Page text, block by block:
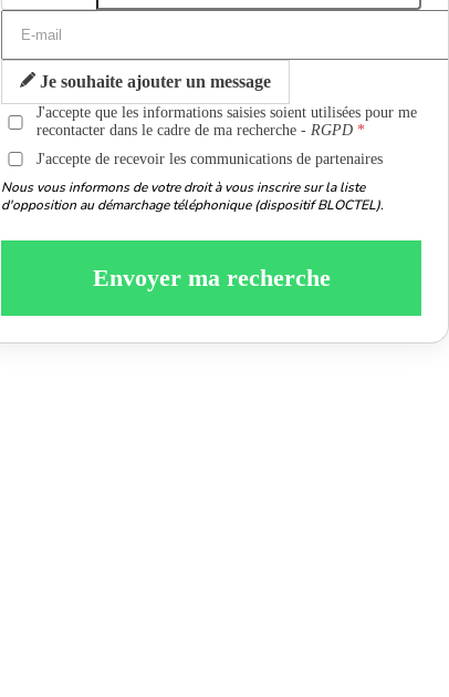
Je souhaite ajouter un message
J'accepte que les informations saisies soient utilisées pour me
recontacter dans le cadre de ma recherche -RGPD
J'accepte de recevoir les communications de partenaires
Nous vous informons de votre droit à vous inscrire sur la liste
d'opposition au démarchage téléphonique (dispositif BLOCTEL).
Envoyer ma recherche